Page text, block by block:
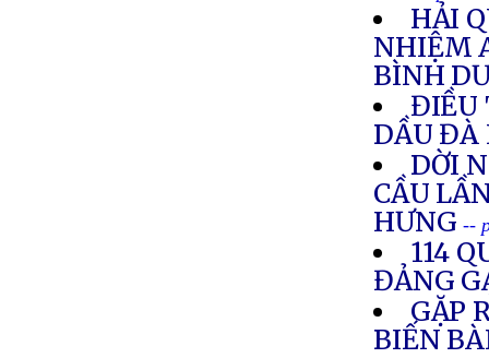
HẢI
NHIỆM
BÌNH
ĐIỀU
DẦU ĐÀ
DỜI
CẦU
HƯNG --
114
ĐẢNG
GẶP
BIẾN